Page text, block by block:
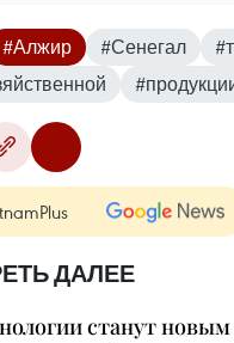
#Алжир #Сенегал
ДАЛЕЕ
станут новым